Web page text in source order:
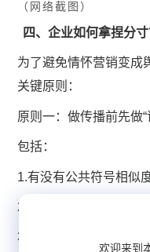
（网络截 图）
四、企业如何拿捏分
为了避免情怀营销变成
关键原则：
原则一：做传播前先做
包括：
1.有没有公共符号相似
2.有没有可能被复制成“
3.外界会不会因为视觉
欢迎来到